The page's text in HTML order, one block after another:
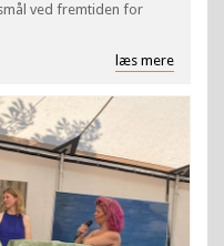
ved fremtiden for
læs mere